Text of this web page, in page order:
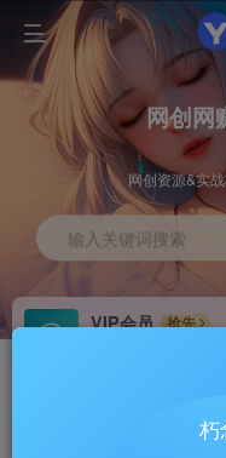
网创网
网创资源&实
输入关键词搜索
VIP会员
抢先
会员专属推广链接
朽